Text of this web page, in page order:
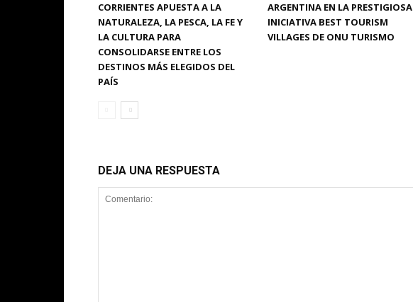
CORRIENTES APUESTA A LA
NATURALEZA, LA PESCA, LA FE Y
LA CULTURA PARA
CONSOLIDARSE ENTRE LOS
DESTINOS MÁS ELEGIDOS DEL
PAÍS
ARGENTINA EN LA PRESTIGIOSA
INICIATIVA BEST TOURISM
VILLAGES DE ONU TURISMO
DEJA UNA RESPUESTA